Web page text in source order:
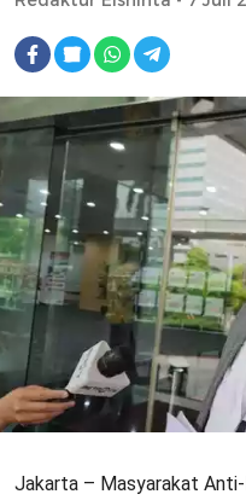
Jakarta – Masyarakat